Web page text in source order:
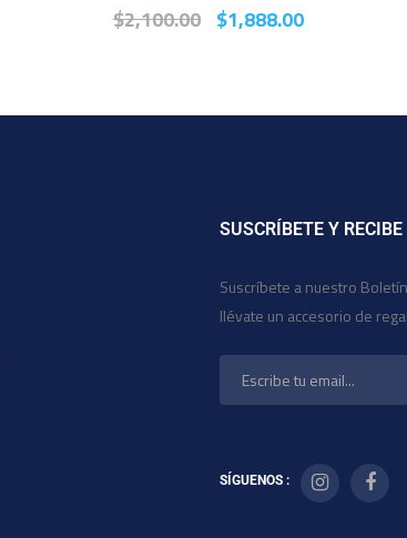
$2,100.00 $1,888.00
SUSCRÍBETE Y
Suscríbete a nuestro
llévate un accesorio de
SÍGUENOS :